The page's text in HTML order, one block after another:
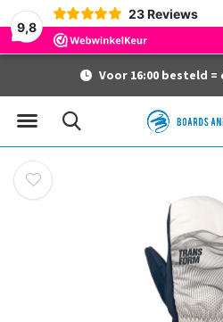
9,8
23 Reviews
Voor 16:00 besteld